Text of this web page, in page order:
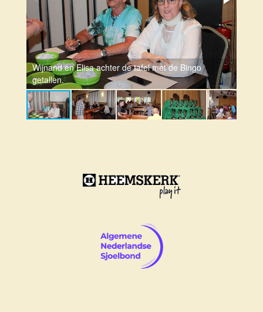
Wijnand en Elisa achter de tafel met de Bingo
getallen.